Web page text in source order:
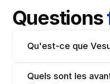
Questions
Qu'est-ce que
Quels sont les